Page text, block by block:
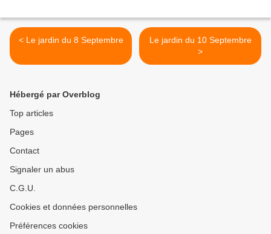
< Le jardin du 8 Septembre
Le jardin du 10 Septembre
>
Hébergé par Overblog
Top articles
Pages
Contact
Signaler un abus
C.G.U.
Cookies et données personnelles
Préférences cookies